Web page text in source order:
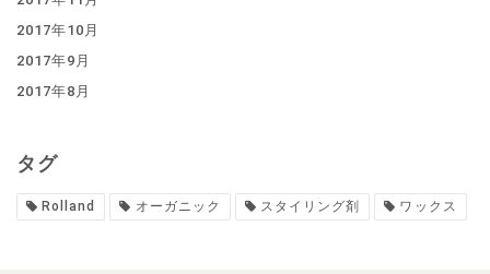
2017年10月
2017年9月
2017年8月
タグ
Rolland オーガニック スタイリング剤 ワックス